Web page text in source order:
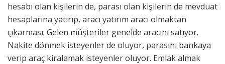
hesabı olan kişilerin de, parası olan kişilerin de mevduat
hesaplarına yatırıp, aracı yatırım aracı olmaktan
çıkarması. Gelen müşteriler genelde aracını satıyor.
Nakite dönmek isteyenler de oluyor, parasını bankaya
verip araç kiralamak isteyenler oluyor. Emlak almak